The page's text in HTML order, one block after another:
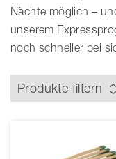
Nächte möglich –
unserem
noch schneller bei
Produkte filtern